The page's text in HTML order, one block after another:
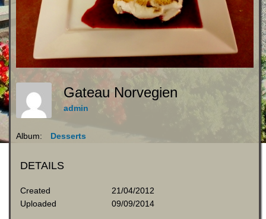
Gateau Norvegien
admin
Album: Desserts
DETAILS
Created
21/04/2012
Uploaded
09/09/2014